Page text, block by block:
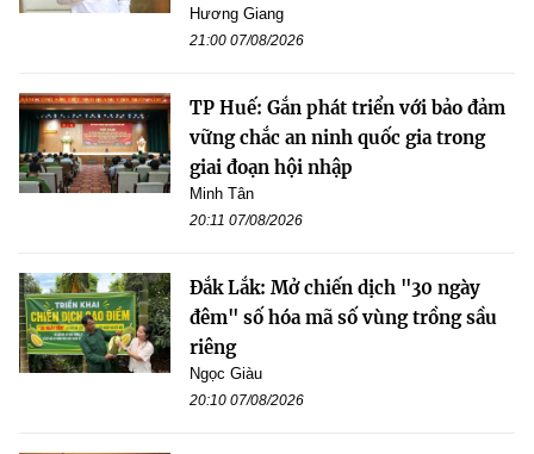
Hương Giang
21:00 07/08/2026
TP Huế: Gắn phát triển với bảo đảm
vững chắc an ninh quốc gia trong
giai đoạn hội nhập
Minh Tân
20:11 07/08/2026
Đắk Lắk: Mở chiến dịch "30 ngày
đêm" số hóa mã số vùng trồng sầu
riêng
Ngọc Giàu
20:10 07/08/2026